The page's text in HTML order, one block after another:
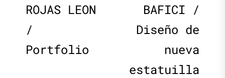
de
entradas
post:
ROJAS LEON
/
Portfolio
BAFICI /
Diseño de
nueva
estatuilla